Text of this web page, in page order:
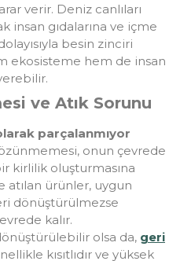
verir. Deniz canlıları
insan gıdalarına ve içme
besin zinciri
ekosisteme hem de insan
ve Atık Sorunu
parçalanmıyor
onun çevrede
kirlilik oluşturmasına
atılan ürünler, uygun
dönüştürülmezse
kalır.
olsa da, geri
kısıtlıdır ve yüksek